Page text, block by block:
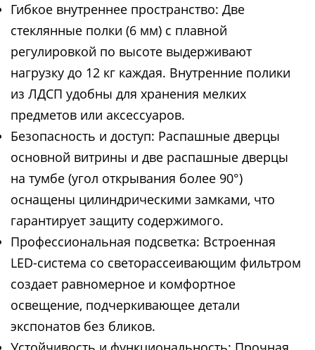
Гибкое внутреннее пространство: Две
стеклянные полки (6 мм) с плавной
регулировкой по высоте выдерживают
нагрузку до 12 кг каждая. Внутренние полики
из ЛДСП удобны для хранения мелких
предметов или аксессуаров.
Безопасность и доступ: Распашные дверцы
основной витрины и две распашные дверцы
на тумбе (угол открывания более 90°)
оснащены цилиндрическими замками, что
гарантирует защиту содержимого.
Профессиональная подсветка: Встроенная
LED-система со светорассеивающим фильтром
создает равномерное и комфортное
освещение, подчеркивающее детали
экспонатов без бликов.